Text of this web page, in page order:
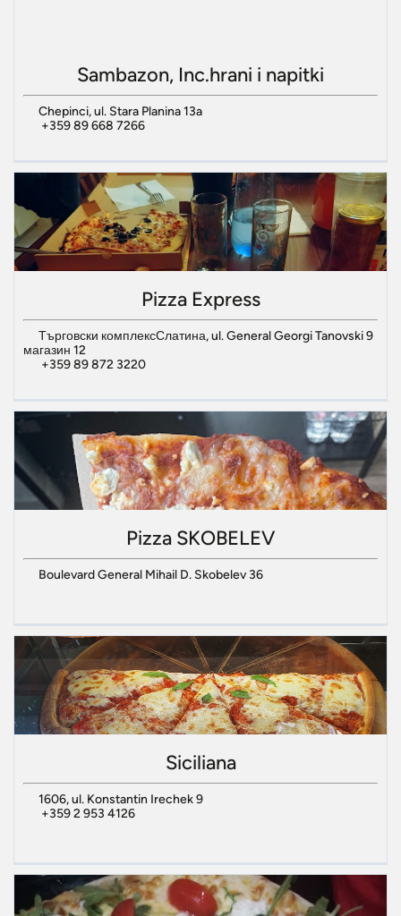
Sambazon, Inc.hrani i napitki
Chepinci, ul. Stara Planina 13a
+359 89 668 7266
Pizza Express
Търговски комплексСлатина, ul. General Georgi Tanovski 9
магазин 12
+359 89 872 3220
Pizza SKOBELEV
Boulevard General Mihail D. Skobelev 36
Siciliana
1606, ul. Konstantin Irechek 9
+359 2 953 4126